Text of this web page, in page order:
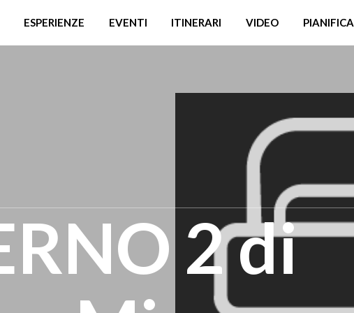
ESPERIENZE EVENTI ITINERARI VIDEO PIANIFICA
2 di